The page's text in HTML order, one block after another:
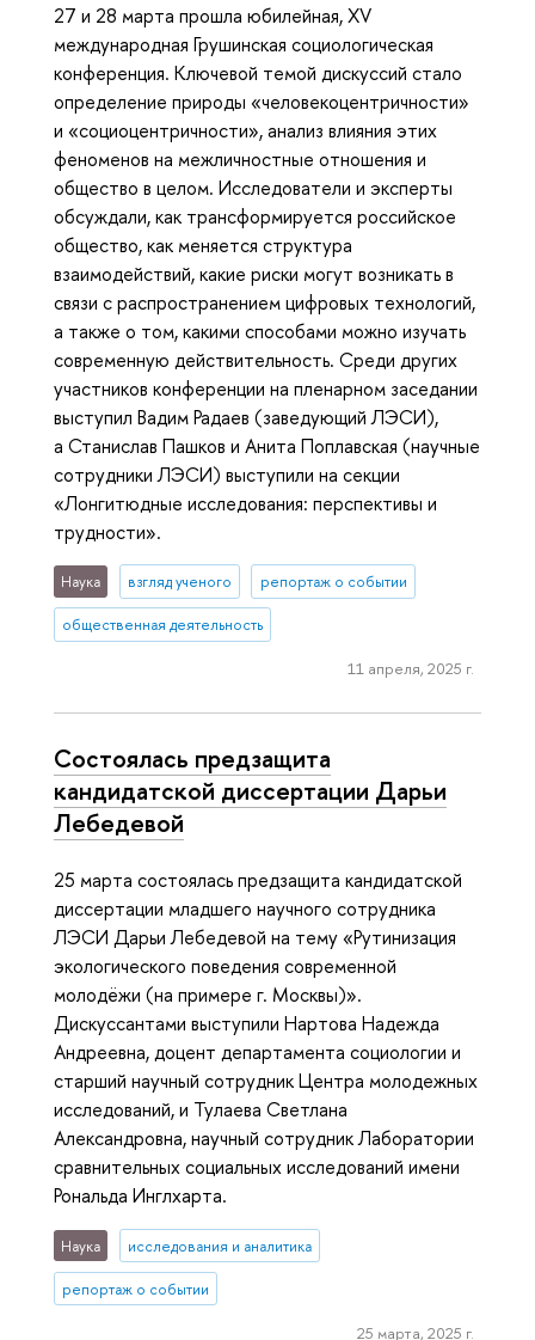
27 и 28 марта прошла юбилейная, XV
международная Грушинская социологическая
конференция. Ключевой темой дискуссий стало
определение природы «человекоцентричности»
и «социоцентричности», анализ влияния этих
феноменов на межличностные отношения и
общество в целом. Исследователи и эксперты
обсуждали, как трансформируется российское
общество, как меняется структура
взаимодействий, какие риски могут возникать в
связи с распространением цифровых технологий,
а также о том, какими способами можно изучать
современную действительность. Среди других
участников конференции на пленарном заседании
выступил Вадим Радаев (заведующий ЛЭСИ),
а Станислав Пашков и Анита Поплавская (научные
сотрудники ЛЭСИ) выступили на секции
«Лонгитюдные исследования: перспективы и
трудности».
Наука взгляд ученого репортаж о событии
общественная деятельность
11 апреля, 2025 г.
Состоялась предзащита
кандидатской диссертации Дарьи
Лебедевой
25 марта состоялась предзащита кандидатской
диссертации младшего научного сотрудника
ЛЭСИ Дарьи Лебедевой на тему «Рутинизация
экологического поведения современной
молодёжи (на примере г. Москвы)».
Дискуссантами выступили Нартова Надежда
Андреевна, доцент департамента социологии и
старший научный сотрудник Центра молодежных
исследований, и Тулаева Светлана
Александровна, научный сотрудник Лаборатории
сравнительных социальных исследований имени
Рональда Инглхарта.
Наука исследования и аналитика
репортаж о событии
25 марта, 2025 г.